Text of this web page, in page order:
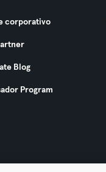
corporativo
Blog
Program